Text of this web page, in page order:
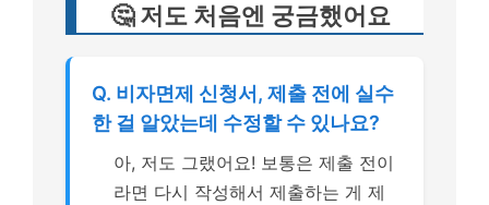
🤔 저도 처음엔 궁금했어요
Q. 비자면제 신청서, 제출 전에 실수
한 걸 알았는데 수정할 수 있나요?
아, 저도 그랬어요! 보통은 제출 전이
라면 다시 작성해서 제출하는 게 제